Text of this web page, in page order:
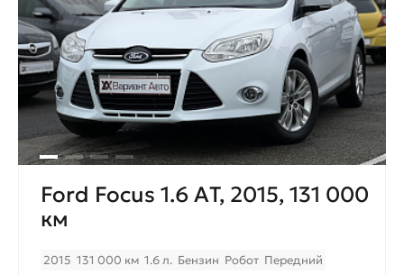
Ford Focus 1.6 АT, 2015, 131 000
км
2015 131 000 км 1.6 л. Бензин Робот Передний